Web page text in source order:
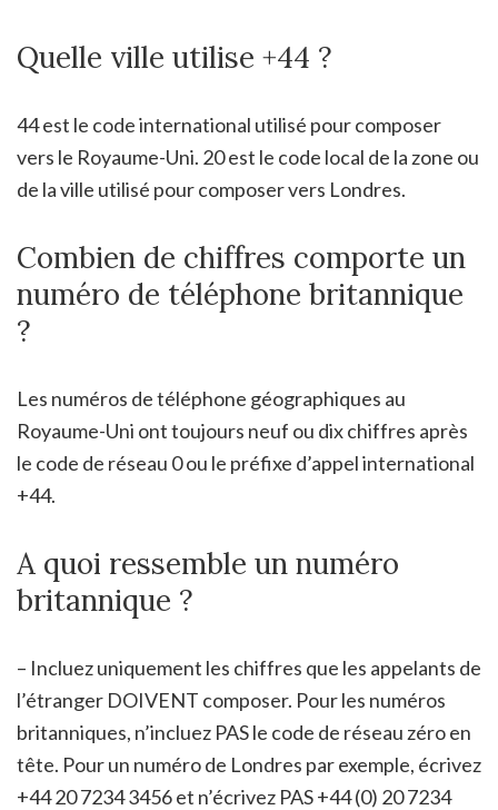
Quelle ville utilise +44 ?
44 est le code international utilisé pour composer
vers le Royaume-Uni. 20 est le code local de la zone ou
de la ville utilisé pour composer vers Londres.
Combien de chiffres comporte un
numéro de téléphone britannique
?
Les numéros de téléphone géographiques au
Royaume-Uni ont toujours neuf ou dix chiffres après
le code de réseau 0 ou le préfixe d’appel international
+44.
A quoi ressemble un numéro
britannique ?
– Incluez uniquement les chiffres que les appelants de
l’étranger DOIVENT composer. Pour les numéros
britanniques, n’incluez PAS le code de réseau zéro en
tête. Pour un numéro de Londres par exemple, écrivez
+44 20 7234 3456 et n’écrivez PAS +44 (0) 20 7234